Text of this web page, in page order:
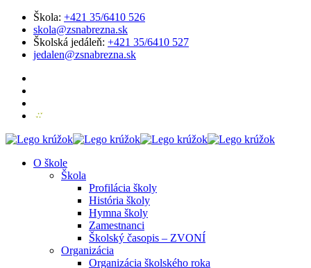
Škola: +421 35/6410 526
skola@zsnabrezna.sk
Školská jedáleň: +421 35/6410 527
jedalen@zsnabrezna.sk
O škole
Škola
Profilácia školy
História školy
Hymna školy
Zamestnanci
Školský časopis – ZVONÍ
Organizácia
Organizácia školského roka